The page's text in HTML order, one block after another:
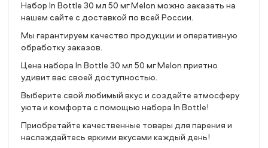
Набор In Bottle 30 мл 50 мг Melon можно заказать на
нашем сайте с доставкой по всей России.
Мы гарантируем качество продукции и оперативную
обработку заказов.
Цена набора In Bottle 30 мл 50 мг Melon приятно
удивит вас своей доступностью.
Выберите свой любимый вкус и создайте атмосферу
уюта и комфорта с помощью набора In Bottle!
Приобретайте качественные товары для парения и
наслаждайтесь яркими вкусами каждый день!